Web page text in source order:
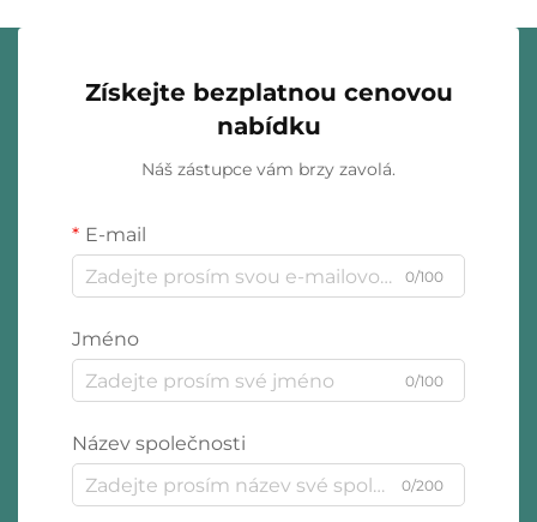
Získejte bezplatnou cenovou
nabídku
Náš zástupce vám brzy zavolá.
E-mail
0/100
Jméno
0/100
Název společnosti
0/200